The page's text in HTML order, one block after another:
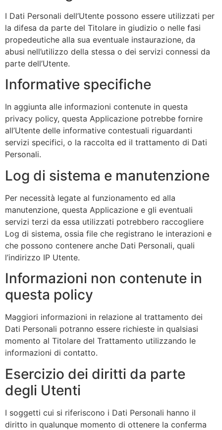
I Dati Personali dell’Utente possono essere utilizzati per
la difesa da parte del Titolare in giudizio o nelle fasi
propedeutiche alla sua eventuale instaurazione, da
abusi nell’utilizzo della stessa o dei servizi connessi da
parte dell’Utente.
Informative specifiche
In aggiunta alle informazioni contenute in questa
privacy policy, questa Applicazione potrebbe fornire
all’Utente delle informative contestuali riguardanti
servizi specifici, o la raccolta ed il trattamento di Dati
Personali.
Log di sistema e manutenzione
Per necessità legate al funzionamento ed alla
manutenzione, questa Applicazione e gli eventuali
servizi terzi da essa utilizzati potrebbero raccogliere
Log di sistema, ossia file che registrano le interazioni e
che possono contenere anche Dati Personali, quali
l’indirizzo IP Utente.
Informazioni non contenute in
questa policy
Maggiori informazioni in relazione al trattamento dei
Dati Personali potranno essere richieste in qualsiasi
momento al Titolare del Trattamento utilizzando le
informazioni di contatto.
Esercizio dei diritti da parte
degli Utenti
I soggetti cui si riferiscono i Dati Personali hanno il
diritto in qualunque momento di ottenere la conferma